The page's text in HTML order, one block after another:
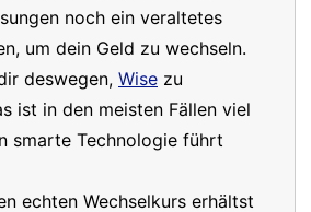
noch ein veraltetes
um dein Geld zu wechseln.
deswegen, Wise zu
ist in den meisten Fällen viel
smarte Technologie führt
echten Wechselkurs erhältst